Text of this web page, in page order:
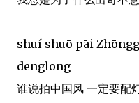
shuí shuō pāi
dēnglong
谁说拍中国风 一定要配